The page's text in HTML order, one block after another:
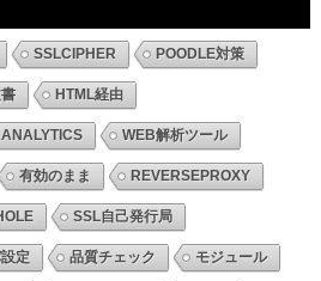
SSLCIPHER POODLE対策
HTML経由
ANALYTICS WEB解析ツール
有効のまま REVERSEPROXY
SSL自己発行局
定 品質チェック モジュール